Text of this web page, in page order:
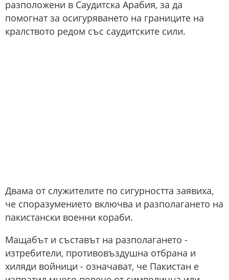
разположени в Саудитска Арабия, за да
помогнат за осигуряването на границите на
кралството редом със саудитските сили.
Двама от служителите по сигурността заявиха,
че споразумението включва и разполагането на
пакистански военни кораби.
Мащабът и съставът на разполагането -
изтребители, противовъздушна отбрана и
хиляди войници - означават, че Пакистан е